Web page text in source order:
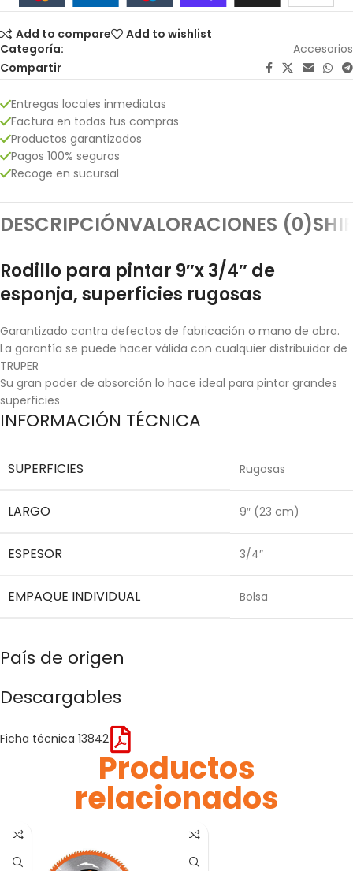
Add to compare
Add to wishlist
Categoría:
Accesorios
Compartir
Entregas locales inmediatas
Factura en todas tus compras
Productos garantizados
Pagos 100% seguros
Recoge en sucursal
DESCRIPCIÓNVALORACIONES (0)
Rodillo para pintar 9″x 3/4″ de
esponja, superficies rugosas
Garantizado contra defectos de fabricación o mano de obra.
La garantía se puede hacer válida con cualquier distribuidor de
TRUPER
Su gran poder de absorción lo hace ideal para pintar grandes
superficies
INFORMACIÓN TÉCNICA
SUPERFICIES Rugosas
LARGO 9″ (23 cm)
ESPESOR 3/4″
EMPAQUE INDIVIDUAL Bolsa
País de origen
Descargables
Ficha técnica 13842
Productos
relacionados